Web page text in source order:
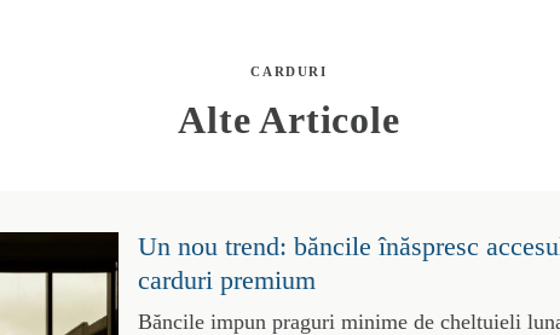
CARDURI
Alte Articole
Un nou trend: băncile înăspresc
carduri premium
Băncile impun praguri minime de cheltuieli